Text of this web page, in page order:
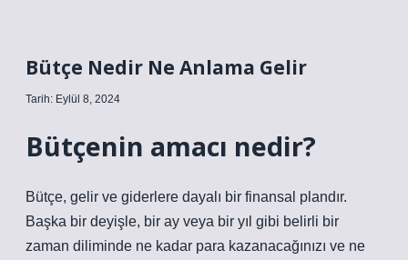
Bütçe Nedir Ne Anlama Gelir
Tarih: Eylül 8, 2024
Bütçenin amacı nedir?
Bütçe, gelir ve giderlere dayalı bir finansal plandır.
Başka bir deyişle, bir ay veya bir yıl gibi belirli bir
zaman diliminde ne kadar para kazanacağınızı ve ne